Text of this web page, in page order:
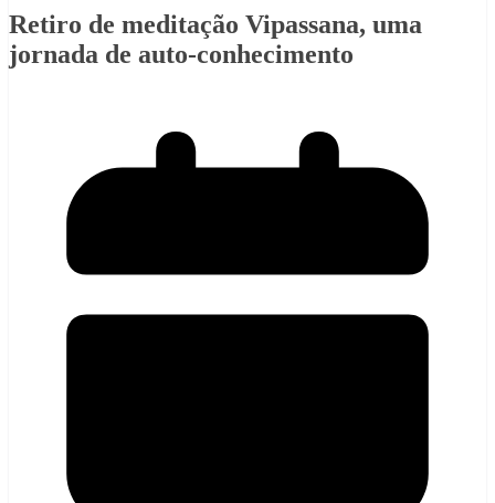
Retiro de meditação Vipassana, uma
jornada de auto-conhecimento